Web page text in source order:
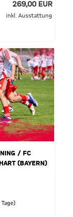
269,00 EUR
inkl. Ausstattung
/ FC
(BAYERN)